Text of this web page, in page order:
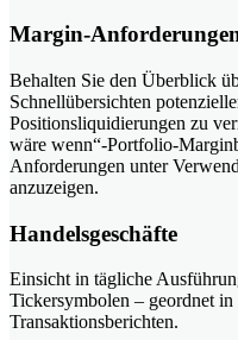
Margin-
Behalten Sie den Überblick
Schnellübersichten
Positionsliquidierungen zu
wäre wenn“-Portfolio-
Anforderungen unter
anzuzeigen.
Handelsgeschäfte
Einsicht in tägliche
Tickersymbolen – geordnet in
Transaktionsberichten.